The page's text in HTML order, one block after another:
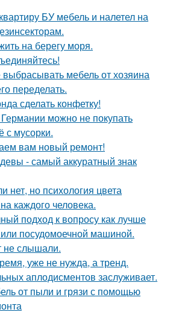
БУ мебель и налетел на
на берегу моря.
мебель от хозяина
переделать.
сделать конфетку!
можно не покупать
с мусорки.
вам новый ремонт!
- самый аккуратный знак
нет, но психология цвета
каждого человека.
подход к вопросу как лучше
посудомоечной машиной.
не слышали.
уже не нужда, а тренд.
аплодисментов заслуживает.
от пыли и грязи с помощью